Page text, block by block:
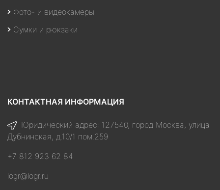
Фото- и видеокамеры
Сумки и рюкзаки
КОНТАКТНАЯ ИНФОРМАЦИЯ
Юридический адрес: 127540, город Москва, улица
Дубнинская, д.10/1 пом.259
+7 812 923 62 84
logr@logr.ru